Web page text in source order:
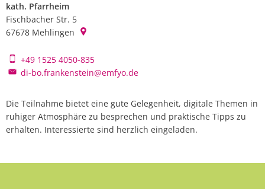
kath. Pfarrheim
Fischbacher Str. 5
67678 Mehlingen
+49 1525 4050-835
di-bo.frankenstein@emfyo.de
Die Teilnahme bietet eine gute Gelegenheit, digitale Themen in
ruhiger Atmosphäre zu besprechen und praktische Tipps zu
erhalten. Interessierte sind herzlich eingeladen.